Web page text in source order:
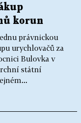
korun
právnickou
urychlovačů za
Bulovka v
státní